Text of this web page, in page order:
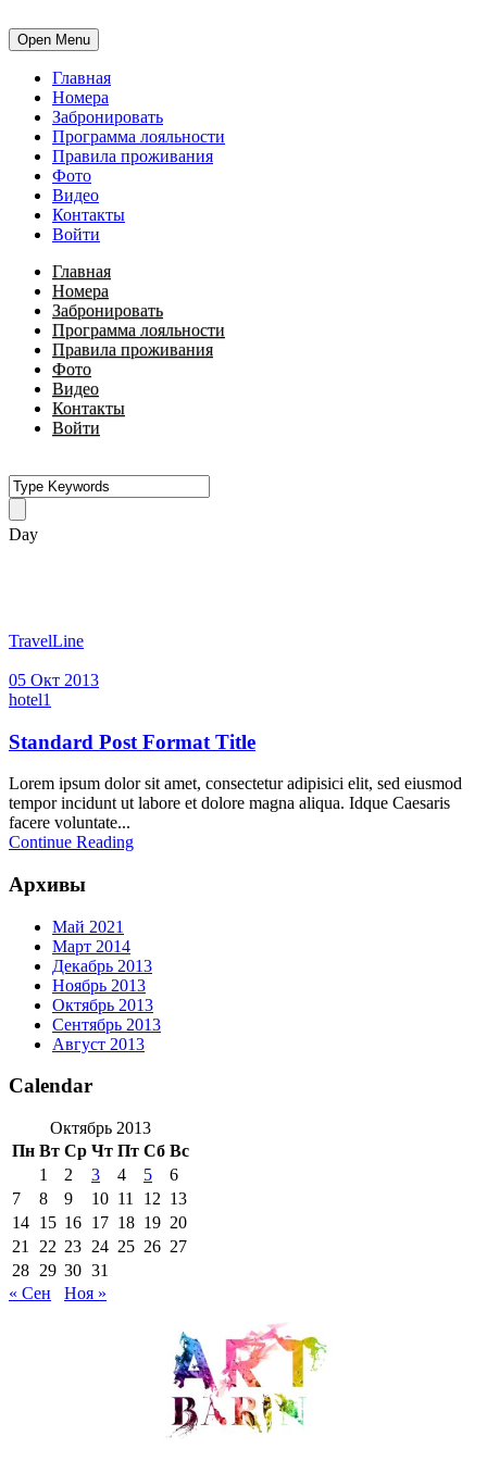
Open Menu
Главная
Номера
Забронировать
Программа лояльности
Правила проживания
Фото
Видео
Контакты
Войти
Главная
Номера
Забронировать
Программа лояльности
Правила проживания
Фото
Видео
Контакты
Войти
Day
TravelLine
05 Окт 2013
hotel1
Standard Post Format Title
Lorem ipsum dolor sit amet, consectetur adipisici elit, sed eiusmod
tempor incidunt ut labore et dolore magna aliqua. Idque Caesaris
facere voluntate...
Continue Reading
Архивы
Май 2021
Март 2014
Декабрь 2013
Ноябрь 2013
Октябрь 2013
Сентябрь 2013
Август 2013
Calendar
Октябрь 2013
Пн Вт Ср Чт Пт Сб Вс
1
2 3 4 5
6
7
8 9 10 11 12 13
14 15 16 17 18 19 20
21
22 23 24 25 26 27
28 29 30 31
« Сен
Ноя »